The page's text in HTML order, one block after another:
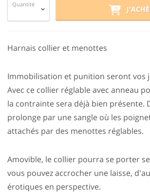
Quantité
Harnais collier et menottes
Immobilisation et punition seront vos
Avec ce collier réglable avec anneau
la contrainte sera déjà bien présente.
prolonge par une sangle où les
attachés par des menottes réglables.
Amovible, le collier pourra se porter
vous pouvez accrocher une laisse,
érotiques en perspective.